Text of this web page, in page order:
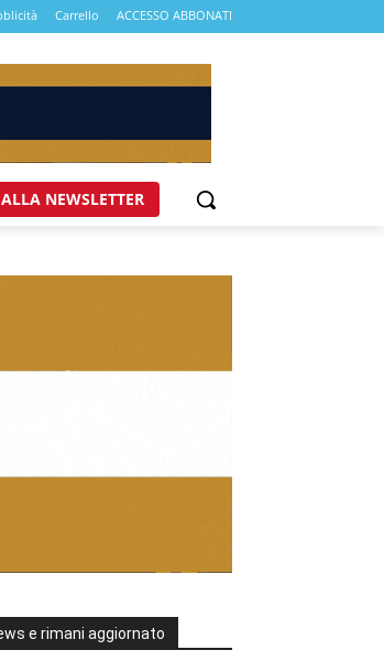
Carrello ACCESSO ABBONATI
NEWSLETTER
e rimani aggiornato